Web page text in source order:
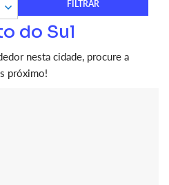
do Sul
nesta cidade, procure a
próximo!